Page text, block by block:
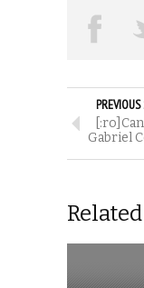
PREVIOUS
Gabriel